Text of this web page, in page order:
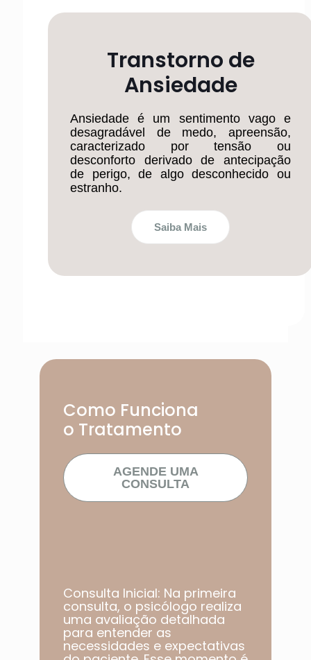
Transtorno de
Ansiedade
Ansiedade é um sentimento vago e
desagradável de medo, apreensão,
caracterizado por tensão ou
desconforto derivado de antecipação
de perigo, de algo desconhecido ou
estranho.
Saiba Mais
Como Funciona
o Tratamento
AGENDE UMA
CONSULTA
Consulta Inicial: Na primeira
consulta, o psicólogo realiza
uma avaliação detalhada
para entender as
necessidades e expectativas